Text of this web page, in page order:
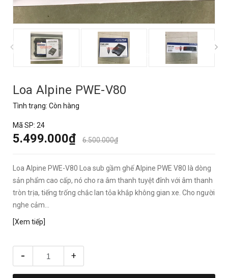
Loa Alpine PWE-V80
Tình trạng: Còn hàng
Mã SP: 24
5.499.000₫ 6.500.000₫
Loa Alpine PWE-V80 Loa sub gầm ghế Alpine PWE V80 là dòng
sản phẩm cao cấp, nó cho ra âm thanh tuyệt đỉnh với âm thanh
tròn trịa, tiếng trống chắc lan tỏa khắp không gian xe. Cho người
nghe cảm...
[Xem tiếp]
- +